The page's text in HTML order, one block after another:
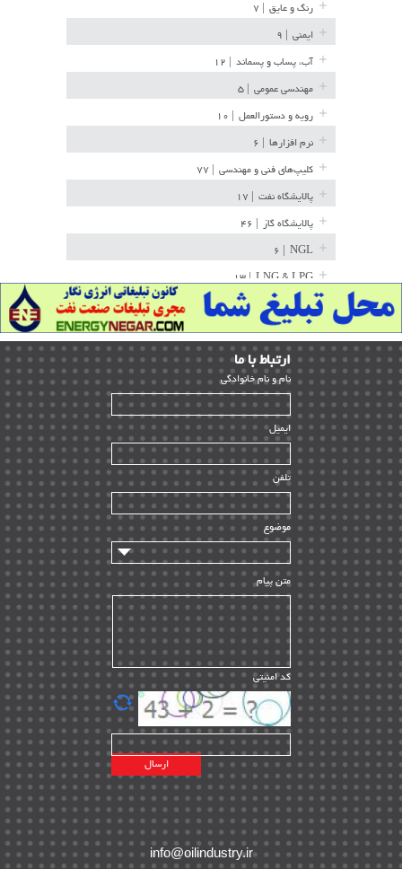
رنگ و عایق
ایمنی
آب، پساب و پسماند
مهندسی عمومی
رویه و دستورالعمل
نرم افزارها
کلیپ‌های فنی و مهندسی
پالایشگاه نفت
پالایشگاه گاز
NGL
LNG & LPG | ۱۳
خط لوله | ۳۶
مخازن ذخیره | ۱۵
پتروشیمی | ۱۴
بازرسی و QC | ۱۵
HSE | ۳۹
ساخت و نصب | ۱۲
راه اندازی | ۹
سازندگان و تامین کنندگان | ۱۰
تامین مالی و سرمایه گذاری | ۳۲
ماشین آلات
مدیریت پروژه
مدیریت دانش
مدیریت سازمانی و عمومی | ۲
تأمین کالا | ۱۳
EPC | ۲۰
پیمانکاران بین المللی | ۸
اطلاعات انرژی کشورها | ۱۴
پروژه های خارجی | ۱۵
نقشه های نفت و گاز خارجی | ۱۰
شرکت های نفتی | ۱۴
پلانت های فعال | ۴۰
ارﺗﺒﺎط ﺑﺎ ما
ﻧﺎم و ﻧﺎم ﺧﺎﻧﻮادﮔﻰ
ایمیل
تلفن
موضوع
متن پیام
کد امنیتی
info@oilindustry.ir